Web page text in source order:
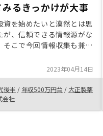
みるきっかけが大事
資を始めたいと漠然とは思
が、信頼できる情報源がな
そこで今回情報収集も兼ね
が持てなかった。しかし、
問をしてその度に真摯に回
てきたことと、その内容が
くものであったため、会社
て不動産投資を始めようと
2023年04月14日
後半 / 年収500万円台 / 大正製薬
会社